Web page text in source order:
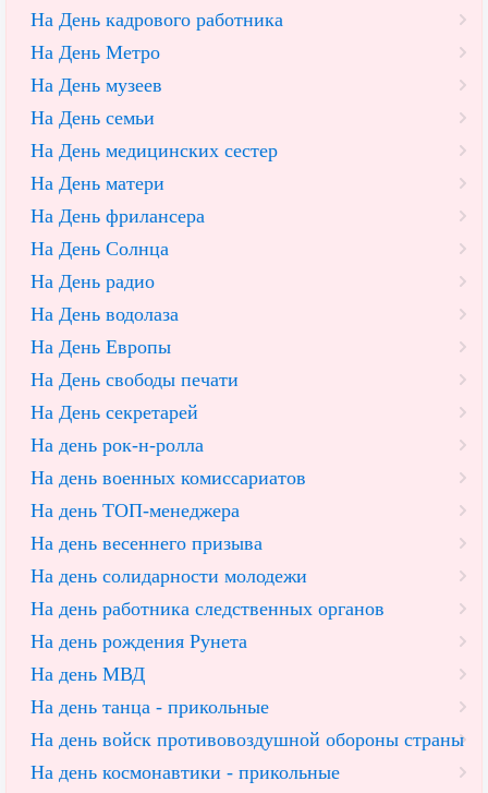
На День кадрового работника
На День Метро
На День музеев
На День семьи
На День медицинских сестер
На День матери
На День фрилансера
На День Солнца
На День радио
На День водолаза
На День Европы
На День свободы печати
На День секретарей
На день рок-н-ролла
На день военных комиссариатов
На день ТОП-менеджера
На день весеннего призыва
На день солидарности молодежи
На день работника следственных органов
На день рождения Рунета
На день МВД
На день танца - прикольные
На день войск противовоздушной обороны страны
На день космонавтики - прикольные